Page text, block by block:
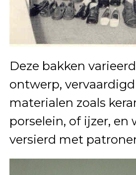
Deze bakken
ontwerp,
materialen zoals
porselein, of ijzer, en
versierd met